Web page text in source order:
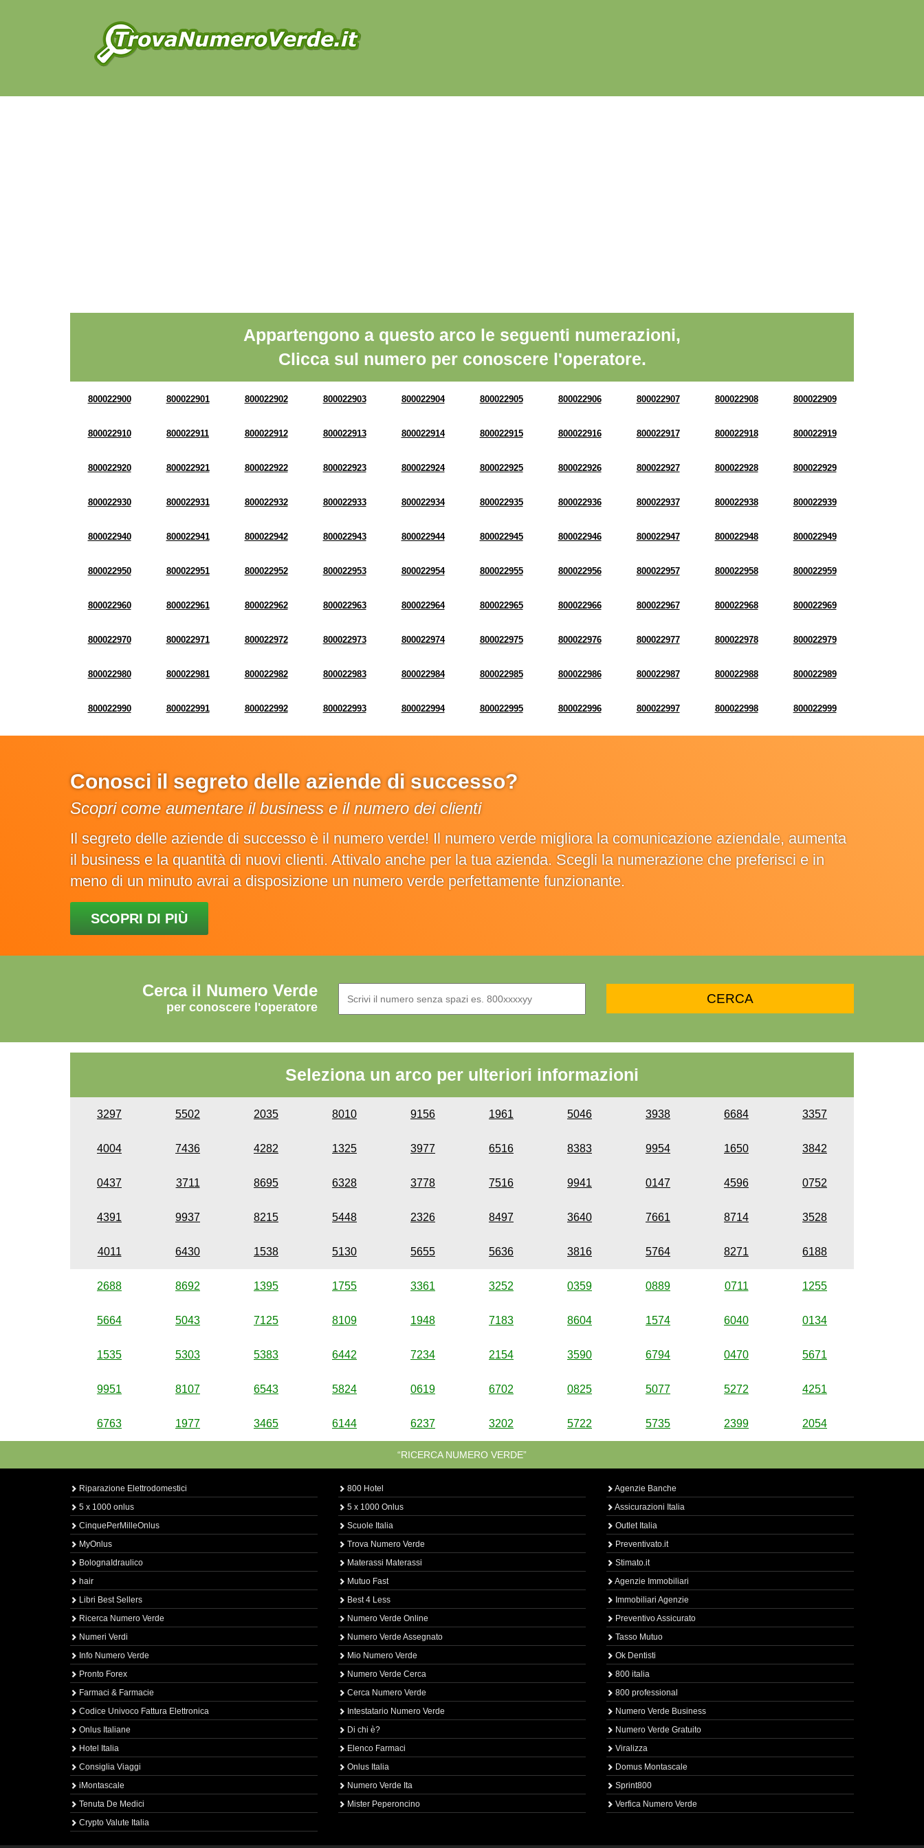
Appartengono a questo arco le seguenti numerazioni,
Clicca sul numero per conoscere l'operatore.
800022900 800022901 800022902 800022903 800022904 800022905 800022906 800022907 800022908 800022909
800022910 800022911 800022912 800022913 800022914 800022915 800022916 800022917 800022918 800022919
800022920 800022921 800022922 800022923 800022924 800022925 800022926 800022927 800022928 800022929
800022930 800022931 800022932 800022933 800022934 800022935 800022936 800022937 800022938 800022939
800022940 800022941 800022942 800022943 800022944 800022945 800022946 800022947 800022948 800022949
800022950 800022951 800022952 800022953 800022954 800022955 800022956 800022957 800022958 800022959
800022960 800022961 800022962 800022963 800022964 800022965 800022966 800022967 800022968 800022969
800022970 800022971 800022972 800022973 800022974 800022975 800022976 800022977 800022978 800022979
800022980 800022981 800022982 800022983 800022984 800022985 800022986 800022987 800022988 800022989
800022990 800022991 800022992 800022993 800022994 800022995 800022996 800022997 800022998 800022999
Conosci il segreto delle aziende di successo?
Scopri come aumentare il business e il numero dei clienti
Il segreto delle aziende di successo è il numero verde! Il numero verde migliora la comunicazione aziendale, aumenta
il business e la quantità di nuovi clienti. Attivalo anche per la tua azienda. Scegli la numerazione che preferisci e in
meno di un minuto avrai a disposizione un numero verde perfettamente funzionante.
SCOPRI DI PIÙ
Cerca il Numero Verde
per conoscere l'operatore
Seleziona un arco per ulteriori informazioni
3297 5502 2035 8010 9156 1961 5046 3938 6684 3357
4004 7436 4282 1325 3977 6516 8383 9954 1650 3842
0437 3711 8695 6328 3778 7516 9941 0147 4596 0752
4391 9937 8215 5448 2326 8497 3640 7661 8714 3528
4011 6430 1538 5130 5655 5636 3816 5764 8271 6188
2688 8692 1395 1755 3361 3252 0359 0889 0711 1255
5664 5043 7125 8109 1948 7183 8604 1574 6040 0134
1535 5303 5383 6442 7234 2154 3590 6794 0470 5671
9951 8107 6543 5824 0619 6702 0825 5077 5272 4251
6763 1977 3465 6144 6237 3202 5722 5735 2399 2054
“RICERCA NUMERO VERDE”
Riparazione Elettrodomestici
5 x 1000 onlus
CinquePerMilleOnlus
MyOnlus
BolognaIdraulico
hair
Libri Best Sellers
Ricerca Numero Verde
Numeri Verdi
Info Numero Verde
Pronto Forex
Farmaci & Farmacie
Codice Univoco Fattura Elettronica
Onlus Italiane
Hotel Italia
Consiglia Viaggi
iMontascale
Tenuta De Medici
Crypto Valute Italia
800 Hotel
5 x 1000 Onlus
Scuole Italia
Trova Numero Verde
Materassi Materassi
Mutuo Fast
Best 4 Less
Numero Verde Online
Numero Verde Assegnato
Mio Numero Verde
Numero Verde Cerca
Cerca Numero Verde
Intestatario Numero Verde
Di chi è?
Elenco Farmaci
Onlus Italia
Numero Verde Ita
Mister Peperoncino
Agenzie Banche
Assicurazioni Italia
Outlet Italia
Preventivato.it
Stimato.it
Agenzie Immobiliari
Immobiliari Agenzie
Preventivo Assicurato
Tasso Mutuo
Ok Dentisti
800 italia
800 professional
Numero Verde Business
Numero Verde Gratuito
Viralizza
Domus Montascale
Sprint800
Verfica Numero Verde